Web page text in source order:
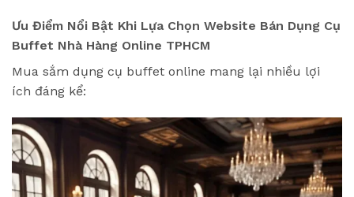
Ưu Điểm Nổi Bật Khi Lựa Chọn Website Bán Dụng Cụ
Buffet Nhà Hàng Online TPHCM
Mua sắm dụng cụ buffet online mang lại nhiều lợi
ích đáng kể: